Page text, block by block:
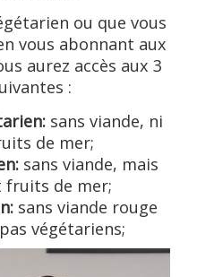
ou que vous
vous abonnant aux
aurez accès aux 3
:
sans viande, ni
de mer;
sans viande, mais
fruits de mer;
sans viande rouge
végétariens;